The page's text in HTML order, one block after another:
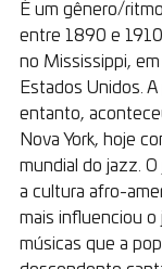
É um gênero/
entre 1890 e
no Mississippi,
Estados Unidos.
entanto,
Nova York, hoje
mundial do jazz.
a cultura afro-
mais influenciou o
músicas que a